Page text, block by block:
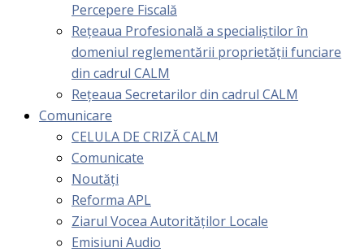
Percepere Fiscală
Reţeaua Profesională a specialiştilor în
domeniul reglementării proprietăţii funciare
din cadrul CALM
Rețeaua Secretarilor din cadrul CALM
Comunicare
CELULA DE CRIZĂ CALM
Comunicate
Noutăți
Reforma APL
Ziarul Vocea Autorităților Locale
Emisiuni Audio